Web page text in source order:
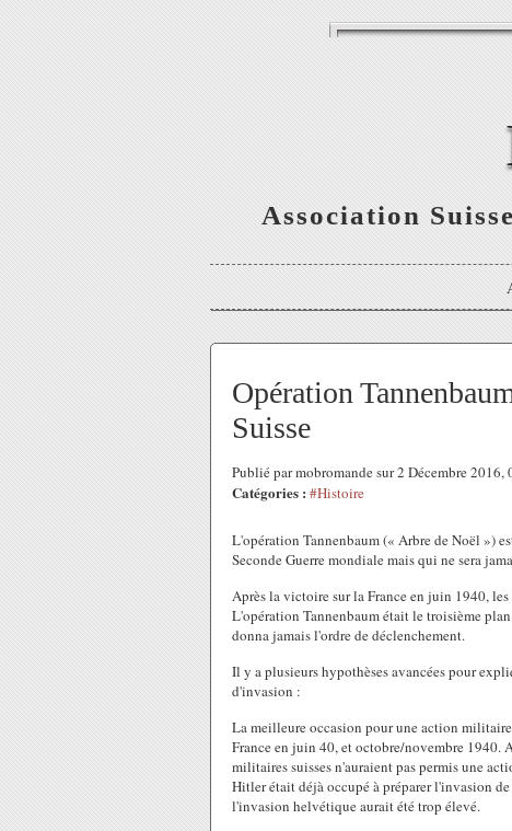
Association
Opération
Suisse
Publié par mobromande sur 2 Décembre 2016,
Catégories : #Histoire
L'opération Tannenbaum (« Arbre de Noël »)
Seconde Guerre mondiale mais qui ne sera
Après la victoire sur la France en juin 1940,
L'opération Tannenbaum était le troisième
donna jamais l'ordre de déclenchement.
Il y a plusieurs hypothèses avancées pour
d'invasion :
La meilleure occasion pour une action
France en juin 40, et octobre/novembre 1940.
militaires suisses n'auraient pas permis une
Hitler était déjà occupé à préparer l'invasion
l'invasion helvétique aurait été trop élevé.